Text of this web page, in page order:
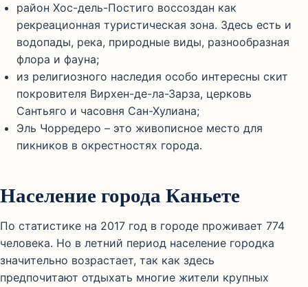
район Хос-дель-Постиго воссоздан как
рекреационная туристическая зона. Здесь есть и
водопады, река, природные виды, разнообразная
флора и фауна;
из религиозного наследия особо интересны скит
покровителя Вирхен-де-ла-Зарза, церковь
Сантьяго и часовня Сан-Хулиана;
Эль Чорредеро – это живописное место для
пикников в окрестностях города.
Население города Каньете
По статистике на 2017 год в городе проживает 774
человека. Но в летний период население городка
значительно возрастает, так как здесь
предпочитают отдыхать многие жители крупных